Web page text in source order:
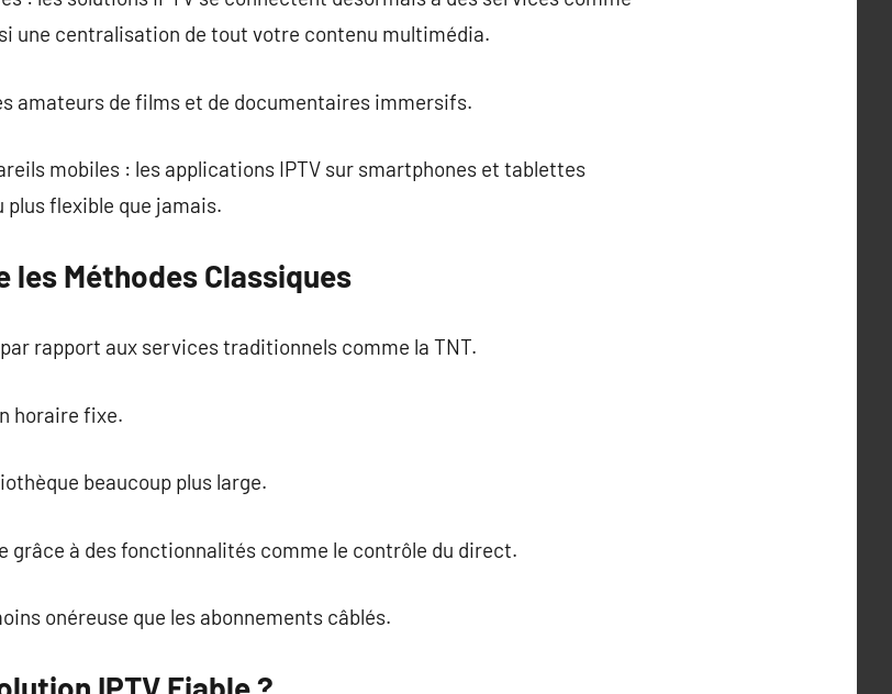
une centralisation de tout votre contenu multimédia.
amateurs de films et de documentaires immersifs.
mobiles : les applications IPTV sur smartphones et tablettes
flexible que jamais.
les Méthodes Classiques
rapport aux services traditionnels comme la TNT.
horaire fixe.
beaucoup plus large.
grâce à des fonctionnalités comme le contrôle du direct.
onéreuse que les abonnements câblés.